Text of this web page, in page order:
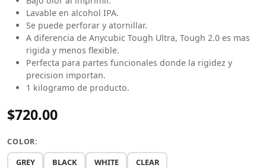
Lavable en alcohol IPA.
Se puede perforar y atornillar.
A diferencia de Anycubic Tough Ultra, Tough 2.0 es mas
rigida y menos flexible.
Perfecta para partes funcionales donde la rigidez y
precision importan.
1 kilogramo de producto.
$720.00
COLOR:
GREY BLACK WHITE CLEAR